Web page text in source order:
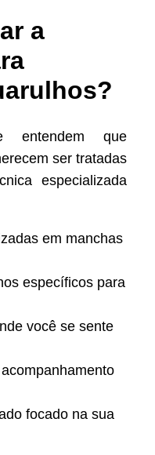
a
entendem que
ser tratadas
especializada
em manchas
específicos para
você se sente
focado na sua